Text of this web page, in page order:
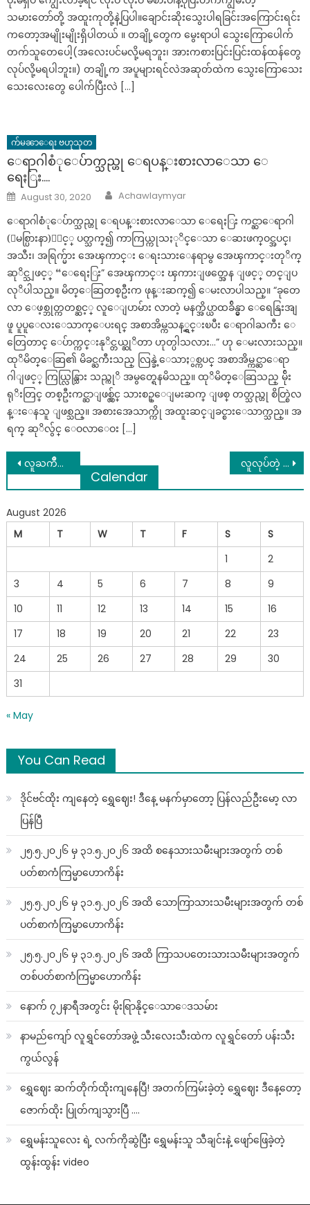
သမားတော်တို့ အထူးကုတို့နဲ့ပြပါ။ချောင်းဆိုးသွေးပါရခြင်းအကြောင်းရင်း
ကတော့အမျိုးမျိုးရှိပါတယ် ။ တချို့တွေက မွေးရာပါ သွေးကြောပေါက်
တက်သူတေပေါ့(အလေးပင်မလို့မရဘူး၊ အားကစားပြင်းပြင်းထန်ထန်တွေ
လုပ်လို့မရပါဘူး။) တချို့က အပူများရင်လဲအဆုတ်ထဲက သွေးကြောသေး
သေးလေးတွေ ပေါက်ပြီးလဲ […]
က်မၼာေရး ဗဟုသုတ
ေရာဂါစံုေပ်ာက္သည္ဟု ေရပန္းစားလာေသာ ေ
ရေႏြး….
Posted
on
August 30, 2020 Author
Achawlaymyar
ေရာဂါစံုေပ်ာက္သည္ဟု ေရပန္းစားလာေသာ ေရေႏြး ကင္ဆာေရာဂါ
(ျမစ္ပြားနာ)ႏွင့္ ပတ္သက္၍ ကာကြယ္ကုသႏုိင္ေသာ ေဆးဖက္ဝင္အပင္၊
အသီး၊ အရြက္မ်ား အေၾကာင္း ေရးသားေနရာမွ အေၾကာင္းတုိက္
ဆုိင္သျဖင့္ “ေရေႏြး” အေၾကာင္း ၾကားျဖတ္အေန ျဖင့္ တင္ျပ
လုိပါသည္။ မိတ္ေဆြတစ္ဦးက ဖုန္းဆက္၍ ေမးလာပါသည္။ “ခုတေ
လာ ေဖ့စ္ဘုတ္ကတစ္ဆင့္ လူေျပာမ်ား လာတဲ့ မနက္အိပ္ယာထခ်ိန္မွာ ေရေနြးအျ
ဖူ ပူပူေလးေသာက္ေပးရင္ အစာအိမ္ကသန့္ရွင္းၿပီး ေရာဂါႀကီး ေ
တြေတာင္ ေပ်ာက္ကင္းနုိင္တယ္ဆုိတာ ဟုတ္ပါသလား…” ဟု ေမးလားသည္။
ထုိမိတ္ေဆြ၏ မိခင္ႀကီးသည္ လြန္ခဲ့ေသာႏွစ္ကပင္ အစာအိမ္ကင္ဆာေရာ
ဂါျဖင့္ ကြယ္လြန္သြား သည္ကုိ အမွတ္ရေနမိသည္။ ထုိမိတ္ေဆြသည္ မ်ိုး
ရုိးတြင္ တစ္ဦးကင္ဆာျဖစ္လွ်င္ သားစဥ္ေျမးဆက္ ျဖစ္ တတ္သည္ဟု စိတ္စြဲလ
န္းေနသူ ျဖစ္သည္။ အစားအေသာက္ကို အထူးဆင္ျခင္စားေသာက္သည္။ အ
ရက္ ဆုိလွ်င္ ေဝလာေဝး […]
Post
navigation
လူႀကိဳက္အမ်ားဆံုး အနမ္း(၁၈) မ်ိဳး လူလုပ်တဲ့ အန္တရာယ် နဲ့ သဘာဝ ဘေးအန္တရာယ်အတွက်လည်း ပြင်ဆင်ပါ
Calendar
August 2026
M
T W T F S
S
1
2
3
4 5 6 7 8
9
10
11 12 13 14 15
16
17
18 19 20 21 22
23
24
25 26 27 28 29
30
31
« May
You Can Read
ဒိုင်ဗင်ထိုး ကျနေတဲ့ ရွှေဈေး! ဒီနေ့ မနက်မှာတော့ ပြန်လည်ဦးမော့ လာ
ပြန်ပြီ
၂၅.၅.၂၀၂၆ မှ ၃၁.၅.၂၀၂၆ အထိ စနေသားသမီးများအတွက် တစ်
ပတ်စာကံကြမ္မာဟောကိန်း
၂၅.၅.၂၀၂၆ မှ ၃၁.၅.၂၀၂၆ အထိ သောကြာသားသမီးများအတွက် တစ်
ပတ်စာကံကြမ္မာဟောကိန်း
၂၅.၅.၂၀၂၆ မှ ၃၁.၅.၂၀၂၆ အထိ ကြာသပတေးသားသမီးများအတွက်
တစ်ပတ်စာကံကြမ္မာဟောကိန်း
နောက် ၇၂နာရီအတွင်း မိုးရြာနိုင္ေသာေဒသမ်ား
နာမည်ကျော် လူရွှင်တော်အဖွဲ့ သီးလေးသီးထဲက လူရွှင်တော် ပန်းသီး
ကွယ်လွန်
ရွှေဈေး ဆက်တိုက်ထိုးကျနေပြီ! အတက်ကြမ်းခဲ့တဲ့ ရွှေဈေး ဒီနေ့တော့
ဇောက်ထိုး ပြုတ်ကျသွားပြီ ….
ရွှေမန်းသူလေး ရဲ့ လက်ကိုဆွဲပြီး ရွှေမန်းသူ သီချင်းနဲ့ ဖျော်ဖြေခဲ့တဲ့
ထွန်းထွန်း video